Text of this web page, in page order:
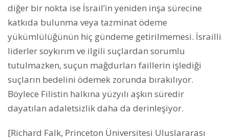
diğer bir nokta ise İsrail’in yeniden inşa sürecine
katkıda bulunma veya tazminat ödeme
yükümlülüğünün hiç gündeme getirilmemesi. İsrailli
liderler soykırım ve ilgili suçlardan sorumlu
tutulmazken, suçun mağdurları faillerin işlediği
suçların bedelini ödemek zorunda bırakılıyor.
Böylece Filistin halkına yüzyılı aşkın süredir
dayatılan adaletsizlik daha da derinleşiyor.
[Richard Falk, Princeton Üniversitesi Uluslararası